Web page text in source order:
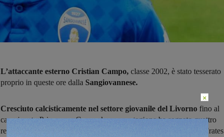
L’attaccante esterno Cristian Campo, classe 2002, è stato tesserato
proprio in queste ore dalla Sangiovannese.
Cresciuto calcisticamente nel settore giovanile del Livorno fino al
campionato Primavera, Campo la scorsa stagione ha segnato quattro
reti nel
divise tra Armando Picchi e Frates
×